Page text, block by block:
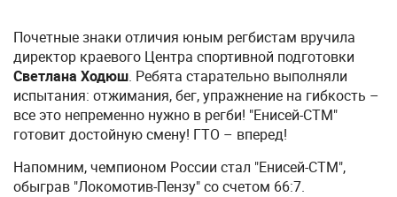
Почетные знаки отличия юным регбистам вручила
директор краевого Центра спортивной подготовки
Светлана Ходюш. Ребята старательно выполняли
испытания: отжимания, бег, упражнение на гибкость –
все это непременно нужно в регби! "Енисей-СТМ"
готовит достойную смену! ГТО – вперед!
Напомним, чемпионом России стал "Енисей-СТМ",
обыграв "Локомотив-Пензу" со счетом 66:7.